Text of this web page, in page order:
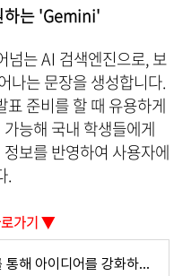
하는 'Gemini'
는 AI 검색엔진으로, 보
나는 문장을 생성합니다.
준비를 할 때 유용하게
능해 국내 학생들에게
보를 반영하여 사용자에
.
가기 ▼
‎Gemini - 대화를 통해 아이디어를 강화하세요